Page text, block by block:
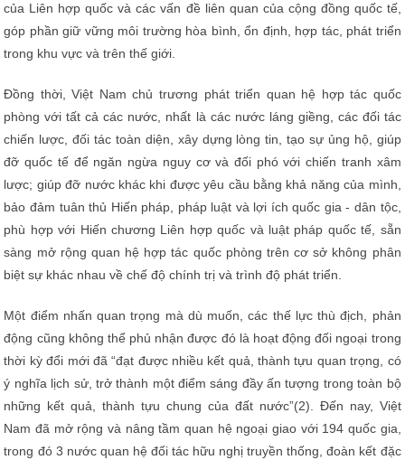
của Liên hợp quốc và các vấn đề liên quan của cộng đồng quốc tế,
góp phần giữ vững môi trường hòa bình, ổn định, hợp tác, phát triển
trong khu vực và trên thế giới.
Đồng thời, Việt Nam chủ trương phát triển quan hệ hợp tác quốc
phòng với tất cả các nước, nhất là các nước láng giềng, các đối tác
chiến lược, đối tác toàn diện, xây dựng lòng tin, tạo sự ủng hộ, giúp
đỡ quốc tế để ngăn ngừa nguy cơ và đối phó với chiến tranh xâm
lược; giúp đỡ nước khác khi được yêu cầu bằng khả năng của mình,
bảo đảm tuân thủ Hiến pháp, pháp luật và lợi ích quốc gia - dân tộc,
phù hợp với Hiến chương Liên hợp quốc và luật pháp quốc tế, sẵn
sàng mở rộng quan hệ hợp tác quốc phòng trên cơ sở không phân
biệt sự khác nhau về chế độ chính trị và trình độ phát triển.
Một điểm nhấn quan trọng mà dù muốn, các thế lực thù địch, phản
động cũng không thể phủ nhận được đó là hoạt động đối ngoại trong
thời kỳ đổi mới đã “đạt được nhiều kết quả, thành tựu quan trọng, có
ý nghĩa lịch sử, trở thành một điểm sáng đầy ấn tượng trong toàn bộ
những kết quả, thành tựu chung của đất nước”(2). Đến nay, Việt
Nam đã mở rộng và nâng tầm quan hệ ngoại giao với 194 quốc gia,
trong đó 3 nước quan hệ đối tác hữu nghị truyền thống, đoàn kết đặc